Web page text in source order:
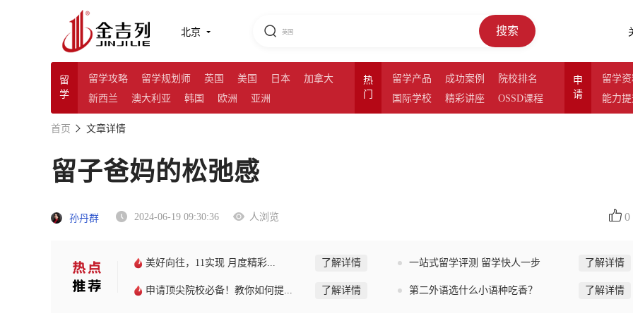
北京 搜索
留
学
留学攻略 留学规划师 英国 美国 日本
加拿大
新西兰
澳大利亚 韩国 欧洲 亚洲
热
门
留学产品 成功案例
院校排名
国际学校
精彩讲座 OSSD课程
申
请
留学
能力
首页 文章详情
留子爸妈的松弛感
孙丹群 2024-06-19 09:30:36 人浏览 0
美好向往，11实现 月度精彩... 了解详情 一站式留学评测 留学快人一步 了解详情
申请顶尖院校必备！教你如何提... 了解详情 第二外语选什么小语种吃香？ 了解详情